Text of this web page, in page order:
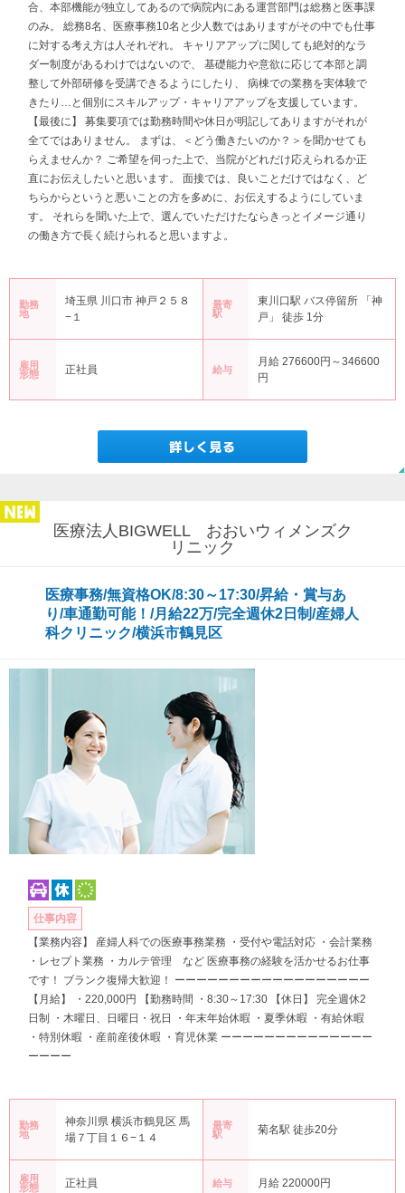
合、本部機能が独立してあるので病院内にある運営部門は総務と医事課
のみ。 総務8名、医療事務10名と少人数ではありますがその中でも仕事
に対する考え方は人それぞれ。 キャリアアップに関しても絶対的なラ
ダー制度があるわけではないので、 基礎能力や意欲に応じて本部と調
整して外部研修を受講できるようにしたり、 病棟での業務を実体験で
きたり…と個別にスキルアップ・キャリアアップを支援しています。
【最後に】 募集要項では勤務時間や休日が明記してありますがそれが
全てではありません。 まずは、＜どう働きたいのか？＞を聞かせても
らえませんか？ ご希望を伺った上で、当院がどれだけ応えられるか正
直にお伝えしたいと思います。 面接では、良いことだけではなく、ど
ちらからというと悪いことの方を多めに、お伝えするようにしていま
す。 それらを聞いた上で、選んでいただけたならきっとイメージ通り
の働き方で長く続けられると思いますよ。
勤務
地
埼玉県 川口市 神戸２５８
−１
最寄
駅
東川口駅 バス停留所 「神
戸」 徒歩 1分
雇用
形態
正社員 給与
月給 276600円～346600
円
医療法人BIGWELL おおいウィメンズク
リニック
医療事務/無資格OK/8:30～17:30/昇給・賞与あ
り/車通勤可能！/月給22万/完全週休2日制/産婦人
科クリニック/横浜市鶴見区
仕事内容
【業務内容】 産婦人科での医療事務業務 ・受付や電話対応 ・会計業務
・レセプト業務 ・カルテ管理 など 医療事務の経験を活かせるお仕事
です！ ブランク復帰大歓迎！ ーーーーーーーーーーーーーーーーーー
【月給】 ・220,000円 【勤務時間 ・8:30～17:30 【休日】 完全週休2
日制 ・木曜日、日曜日・祝日 ・年末年始休暇 ・夏季休暇 ・有給休暇
・特別休暇 ・産前産後休暇 ・育児休業 ーーーーーーーーーーーーーー
ーーーー
勤務
地
神奈川県 横浜市鶴見区 馬
場７丁目１６−１４
最寄
駅
菊名駅 徒歩20分
雇用
形態
正社員 給与 月給 220000円